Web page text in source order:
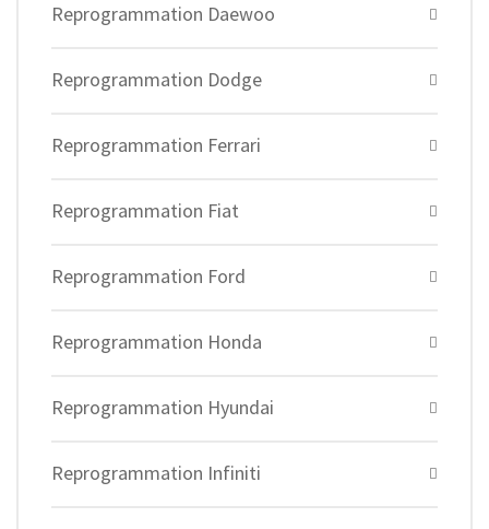
Reprogrammation Daewoo
Reprogrammation Dodge
Reprogrammation Ferrari
Reprogrammation Fiat
Reprogrammation Ford
Reprogrammation Honda
Reprogrammation Hyundai
Reprogrammation Infiniti